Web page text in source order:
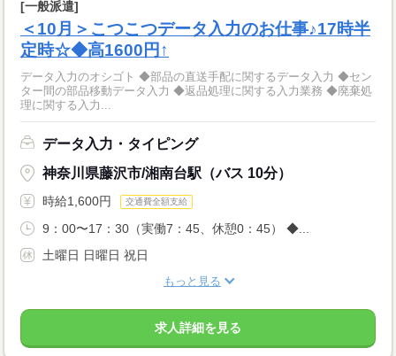
[一般派遣]
＜10月＞こつこつデータ入力のお仕事♪17時半
定時☆◆高1600円↑
データ入力のオシゴト ◆部品の直送手配に関するデータ入力 ◆セン
ター間の部品移動データ入力 ◆返品処理に関する入力業務 ◆廃棄処
理に関する入力...
データ入力・タイピング
神奈川県藤沢市/湘南台駅（バス 10分）
時給1,600円 交通費全額支給
9：00〜17：30（実働7：45、休憩0：45） ◆...
土曜日 日曜日 祝日
もっと見る
求人詳細を見る